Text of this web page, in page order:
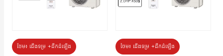
ថែម៖ ជើងទម្រ +ដឹកដំឡើង ថែម៖ ជើងទម្រ +ដឹកដំឡើង